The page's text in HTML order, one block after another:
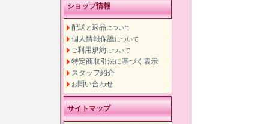
ショップ情報
配送 と返品について
個人情報保護について
ご利用規約について
特定商取引法に基づく表示
スタッフ紹介
お問い合わせ
サイトマップ